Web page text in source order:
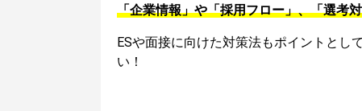
「企業情報」や「採用フロー」、「選考
ESや面接に向けた対策法もポイントとし
い！